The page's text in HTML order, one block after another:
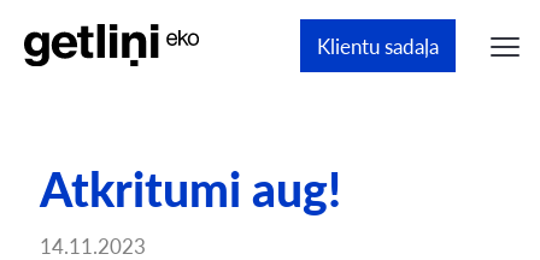
Klientu sadaļa
Atkritumi aug!
14.11.2023